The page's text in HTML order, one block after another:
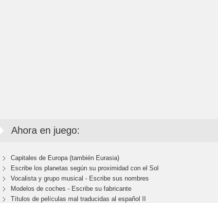
Ahora en juego:
Capitales de Europa (también Eurasia)
Escribe los planetas según su proximidad con el Sol
Vocalista y grupo musical - Escribe sus nombres
Modelos de coches - Escribe su fabricante
Títulos de películas mal traducidas al español II